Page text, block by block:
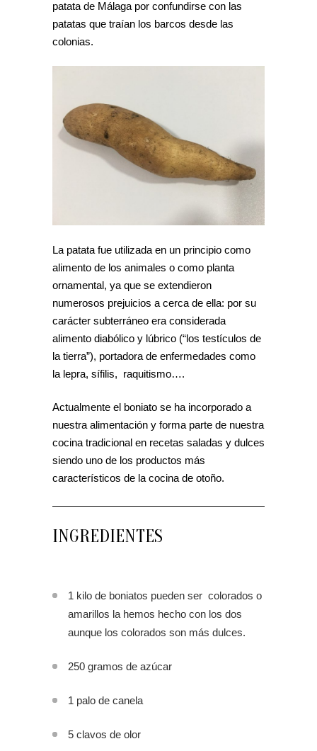
patata de Málaga por confundirse con las
patatas que traían los barcos desde las
colonias.
La patata fue utilizada en un principio como
alimento de los animales o como planta
ornamental, ya que se extendieron
numerosos prejuicios a cerca de ella: por su
carácter subterráneo era considerada
alimento diabólico y lúbrico (“los testículos de
la tierra”), portadora de enfermedades como
la lepra, sífilis, raquitismo….
Actualmente el boniato se ha incorporado a
nuestra alimentación y forma parte de nuestra
cocina tradicional en recetas saladas y dulces
siendo uno de los productos más
característicos de la cocina de otoño.
INGREDIENTES
1 kilo de boniatos pueden ser colorados o
amarillos la hemos hecho con los dos
aunque los colorados son más dulces.
250 gramos de azúcar
1 palo de canela
5 clavos de olor